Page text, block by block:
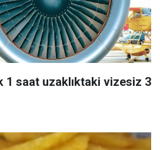
1 saat uzaklıktaki vizesiz 3